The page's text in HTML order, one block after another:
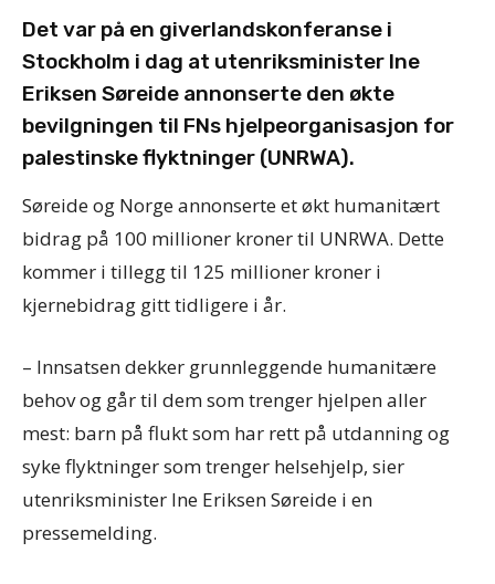
Det var på en giverlandskonferanse i
Stockholm i dag at utenriksminister Ine
Eriksen Søreide annonserte den økte
bevilgningen til FNs hjelpeorganisasjon for
palestinske flyktninger (UNRWA).
Søreide og Norge annonserte et økt humanitært
bidrag på 100 millioner kroner til UNRWA. Dette
kommer i tillegg til 125 millioner kroner i
kjernebidrag gitt tidligere i år.
– Innsatsen dekker grunnleggende humanitære
behov og går til dem som trenger hjelpen aller
mest: barn på flukt som har rett på utdanning og
syke flyktninger som trenger helsehjelp, sier
utenriksminister Ine Eriksen Søreide i en
pressemelding.